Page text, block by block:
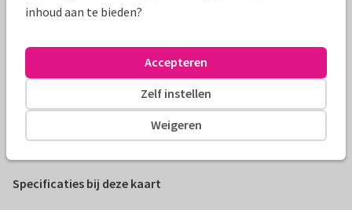
Trendy verjaardagskaart met blauw en gouden ballonnen,
Alle kaarten zijn helemaal naar wens aan te passen
Verjaardagskaarten Tirza
Specificaties bij deze kaart
inhoud aan te bieden?
Weigeren
Zelf instellen
Accepteren